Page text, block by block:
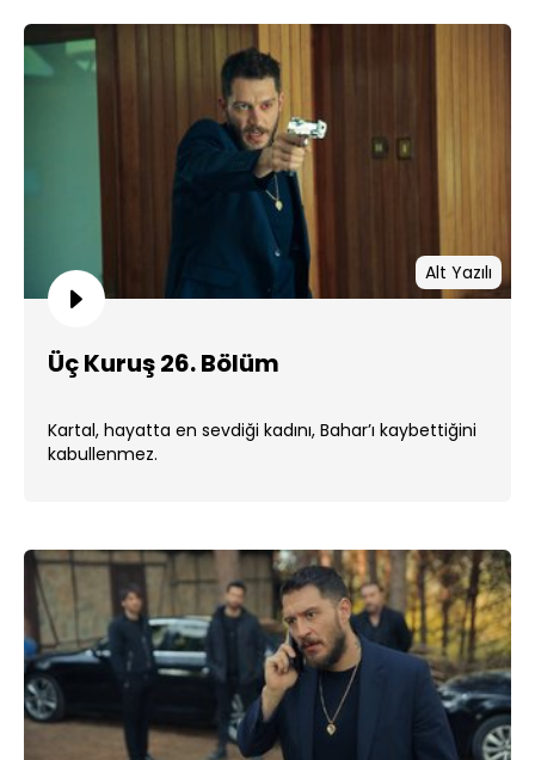
Alt Yazılı
Üç Kuruş 26. Bölüm
Kartal, hayatta en sevdiği kadını, Bahar’ı kaybettiğini
kabullenmez.